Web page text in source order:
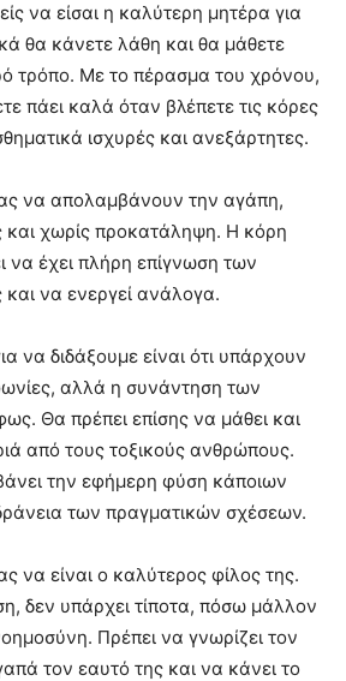
να είσαι η καλύτερη μητέρα για
θα κάνετε λάθη και θα μάθετε
τρόπο. Με το πέρασμα του χρόνου,
πάει καλά όταν βλέπετε τις κόρες
ισχυρές και ανεξάρτητες.
να απολαμβάνουν την αγάπη,
και χωρίς προκατάληψη. Η κόρη
να έχει πλήρη επίγνωση των
να ενεργεί ανάλογα.
να διδάξουμε είναι ότι υπάρχουν
αλλά η συνάντηση των
Θα πρέπει επίσης να μάθει και
από τους τοξικούς ανθρώπους.
την εφήμερη φύση κάποιων
των πραγματικών σχέσεων.
να είναι ο καλύτερος φίλος της.
δεν υπάρχει τίποτα, πόσω μάλλον
Πρέπει να γνωρίζει τον
τον εαυτό της και να κάνει το